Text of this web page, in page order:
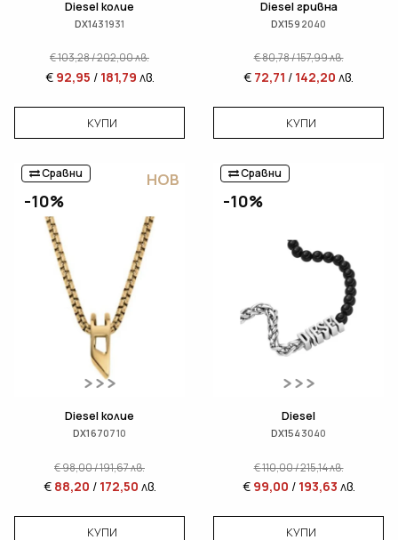
Diesel колие
DX1431931
€103,28/202,00лв.
€ 92,95 / 181,79 лв.
КУПИ
Diesel гривна
DX1592040
€80,78/157,99лв.
€ 72,71 / 142,20 лв.
КУПИ
Сравни
-10%
НОВ
Diesel колие
DX1670710
€98,00/191,67лв.
€ 88,20 / 172,50 лв.
КУПИ
Сравни
-10%
Diesel
DX1543040
€110,00/215,14лв.
€ 99,00 / 193,63 лв.
КУПИ